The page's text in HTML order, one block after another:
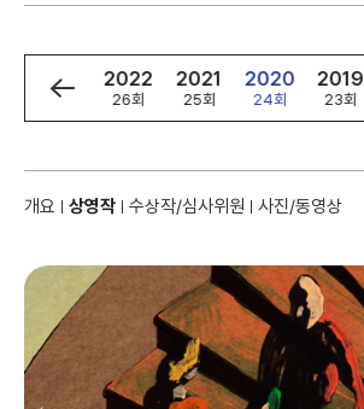
2023
27회
2022
26회
2021
25회
2020
24회
2019
23회
개요 상영작 수상작/심사위원 사진/동영상